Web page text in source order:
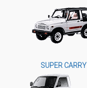
SUPER CARRY